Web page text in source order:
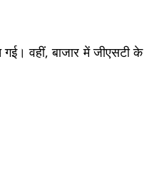
वहीं, बाजार में